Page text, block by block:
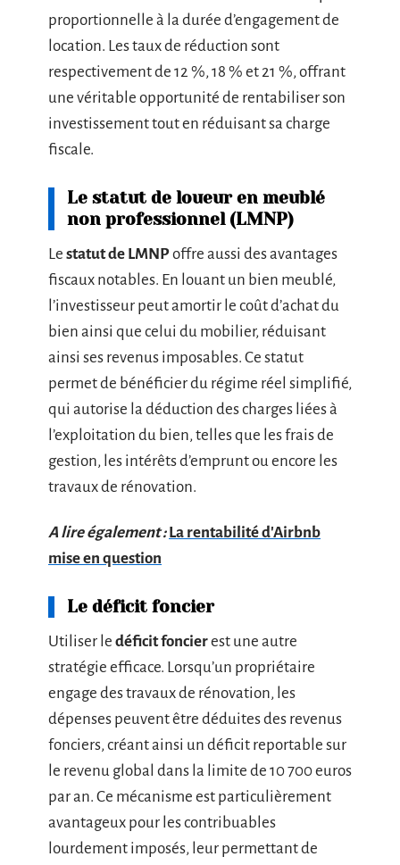
proportionnelle à la durée d’engagement de
location. Les taux de réduction sont
respectivement de 12 %, 18 % et 21 %, offrant
une véritable opportunité de rentabiliser son
investissement tout en réduisant sa charge
fiscale.
Le statut de loueur en meublé
non professionnel (LMNP)
Le statut de LMNPoffre aussi des avantages
fiscaux notables. En louant un bien meublé,
l’investisseur peut amortir le coût d’achat du
bien ainsi que celui du mobilier, réduisant
ainsi ses revenus imposables. Ce statut
permet de bénéficier du régime réel simplifié,
qui autorise la déduction des charges liées à
l’exploitation du bien, telles que les frais de
gestion, les intérêts d’emprunt ou encore les
travaux de rénovation.
A lire également : La rentabilité d'Airbnb
mise en question
Le déficit foncier
Utiliser le déficit foncierest une autre
stratégie efficace. Lorsqu’un propriétaire
engage des travaux de rénovation, les
dépenses peuvent être déduites des revenus
fonciers, créant ainsi un déficit reportable sur
le revenu global dans la limite de 10 700 euros
par an. Ce mécanisme est particulièrement
avantageux pour les contribuables
lourdement imposés, leur permettant de